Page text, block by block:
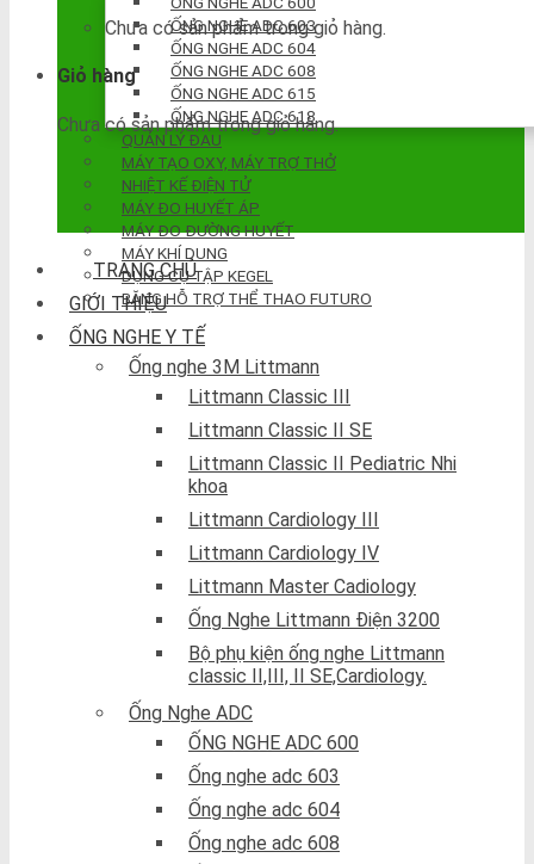
Chưa có sản phẩm trong giỏ hàng.
Giỏ hàng
Chưa có sản phẩm trong giỏ hàng.
ỐNG NGHE ADC 603
ỐNG NGHE ADC 604
ỐNG NGHE ADC 608
ỐNG NGHE ADC 615
ỐNG NGHE ADC 618
QUẢN LÝ ĐAU
MÁY TẠO OXY, MÁY TRỢ THỞ
NHIỆT KẾ ĐIỆN TỬ
MÁY ĐO HUYẾT ÁP
MÁY ĐO ĐƯỜNG HUYẾT
MÁY KHÍ DUNG
DỤNG CỤ TẬP KEGEL
BĂNG HỖ TRỢ THỂ THAO FUTURO
TRANG CHỦ
GIỚI THIỆU
ỐNG NGHE Y TẾ
Ống nghe 3M Littmann
Littmann Classic III
Littmann Classic II SE
Littmann Classic II Pediatric Nhi
khoa
Littmann Cardiology III
Littmann Cardiology IV
Littmann Master Cadiology
Ống Nghe Littmann Điện 3200
Bộ phụ kiện ống nghe Littmann
classic II,III, II SE,Cardiology.
Ống Nghe ADC
ỐNG NGHE ADC 600
Ống nghe adc 603
Ống nghe adc 604
Ống nghe adc 608